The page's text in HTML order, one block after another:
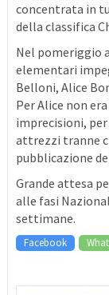
concentrata in
della classifica
Nel pomeriggio
elementari
Belloni, Alice
Per Alice non
imprecisioni,
attrezzi tranne
pubblicazione
Grande attesa
alle fasi
settimane.
Facebook